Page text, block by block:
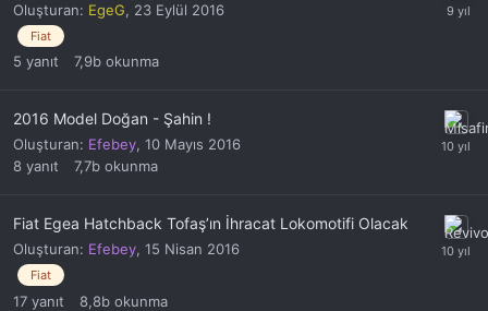
Oluşturan: EgeG, 23 Eylül 2016
Fiat
5 yanıt 7,9b okunma
2016 Model Doğan - Şahin !
Oluşturan: Efebey, 10 Mayıs 2016
8 yanıt 7,7b okunma
Fiat Egea Hatchback Tofaş’ın İhracat Lokomotifi Olacak
Oluşturan: Efebey, 15 Nisan 2016
Fiat
17 yanıt 8,8b okunma